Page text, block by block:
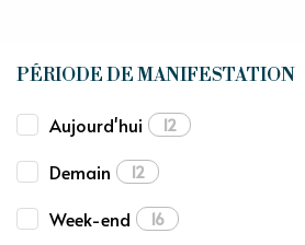
PÉRIODE DE MANIFESTATION
Aujourd'hui 12
Demain 12
Week-end 16